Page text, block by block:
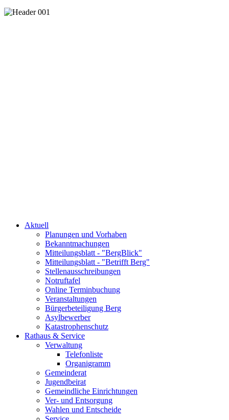
Aktuell
Planungen und Vorhaben
Bekanntmachungen
Mitteilungsblatt - "BergBlick"
Mitteilungsblatt - "Betrifft Berg"
Stellenausschreibungen
Notruftafel
Online Terminbuchung
Veranstaltungen
Bürgerbeteiligung Berg
Asylbewerber
Katastrophenschutz
Rathaus & Service
Verwaltung
Telefonliste
Organigramm
Gemeinderat
Jugendbeirat
Gemeindliche Einrichtungen
Ver- und Entsorgung
Wahlen und Entscheide